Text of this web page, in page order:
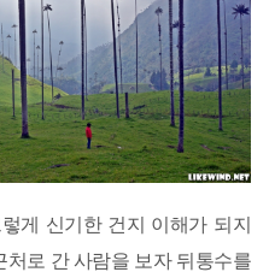
게 신기한 건지 이해가 되지
로 간 사람을 보자 뒤통수를